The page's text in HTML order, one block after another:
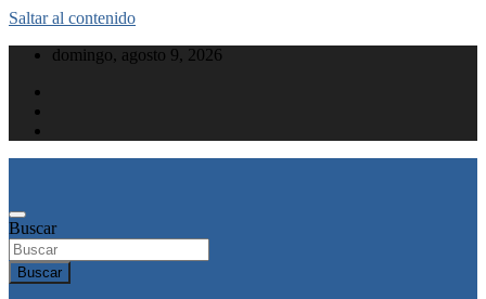
Saltar al contenido
domingo, agosto 9, 2026
Buscar
Buscar